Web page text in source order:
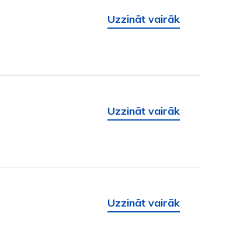
Uzzināt vairāk
Uzzināt vairāk
Uzzināt vairāk